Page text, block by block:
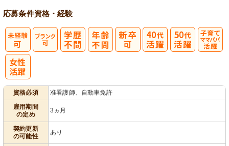
応募条件資格・経験
資格必須
准看護師、自動車免許
雇用期間
の定め
3ヵ月
契約更新
の可能性
あり